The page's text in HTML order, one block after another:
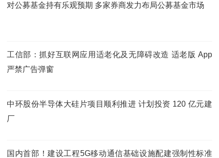
对公募基金持有乐观预期 多家券商发力布局公募基金市场
工信部：抓好互联网应用适老化及无障碍改造 适老版 App
严禁广告弹窗
中环股份半导体大硅片项目顺利推进 计划投资 120 亿元建
厂
国内首部！建设工程5G移动通信基础设施配建强制性标准